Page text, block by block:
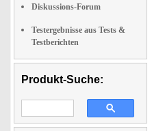
Diskussions-Forum
Testergebnisse aus Tests &
Testberichten
Produkt-Suche: